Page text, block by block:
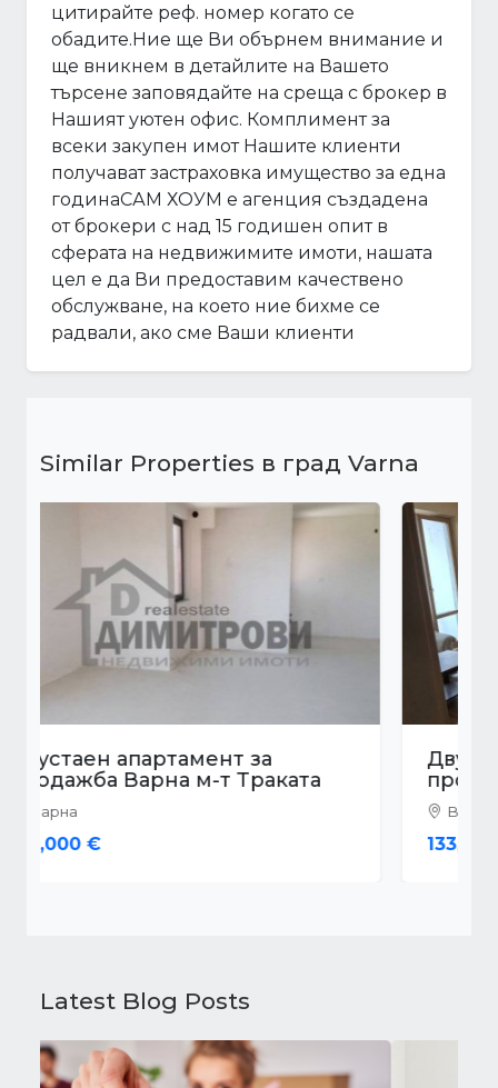
цитирайте реф. номер когато се
обадите.Ние ще Ви обърнем внимание и
ще вникнем в детайлите на Вашето
търсене заповядайте на среща с брокер в
Нашият уютен офис. Комплимент за
всеки закупен имот Нашите клиенти
получават застраховка имущество за една
годинаСАМ ХОУМ е агенция създадена
от брокери с над 15 годишен опит в
сферата на недвижимите имоти, нашата
цел е да Ви предоставим качествено
обслужване, на което ние бихме се
радвали, ако сме Ваши клиенти
Similar Properties в град Varna
Двустаен апартамент за
продажба Варна Левски
133,500 €
Latest Blog Posts